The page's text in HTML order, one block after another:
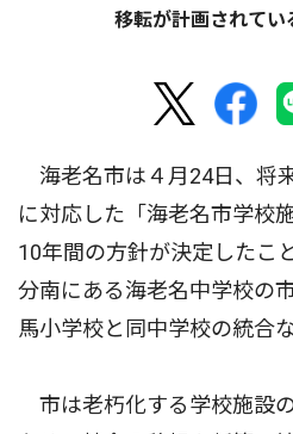
移転が計画されてい
海老名市は４月24日、将
に対応した「海老名市学校
10年間の方針が決定したこ
分南にある海老名中学校の
馬小学校と同中学校の統合
市は老朽化する学校施設